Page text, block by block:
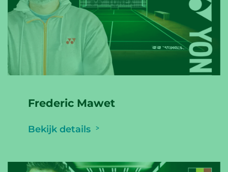
Frederic Mawet
Bekijk details